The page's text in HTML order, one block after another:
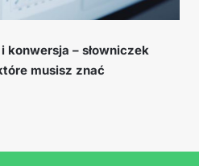
konwersja – słowniczek
musisz znać